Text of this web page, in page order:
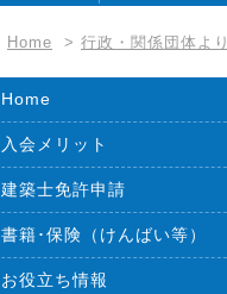
Home > 行政・関係団体より
Home
入会メリット
建築士免許申請
書籍･保険（けんばい等）
お役立ち情報